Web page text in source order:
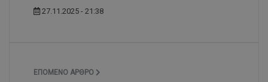
27.11.2025 - 21:38
ΕΠΌΜΕΝΟ ΆΡΘΡΟ